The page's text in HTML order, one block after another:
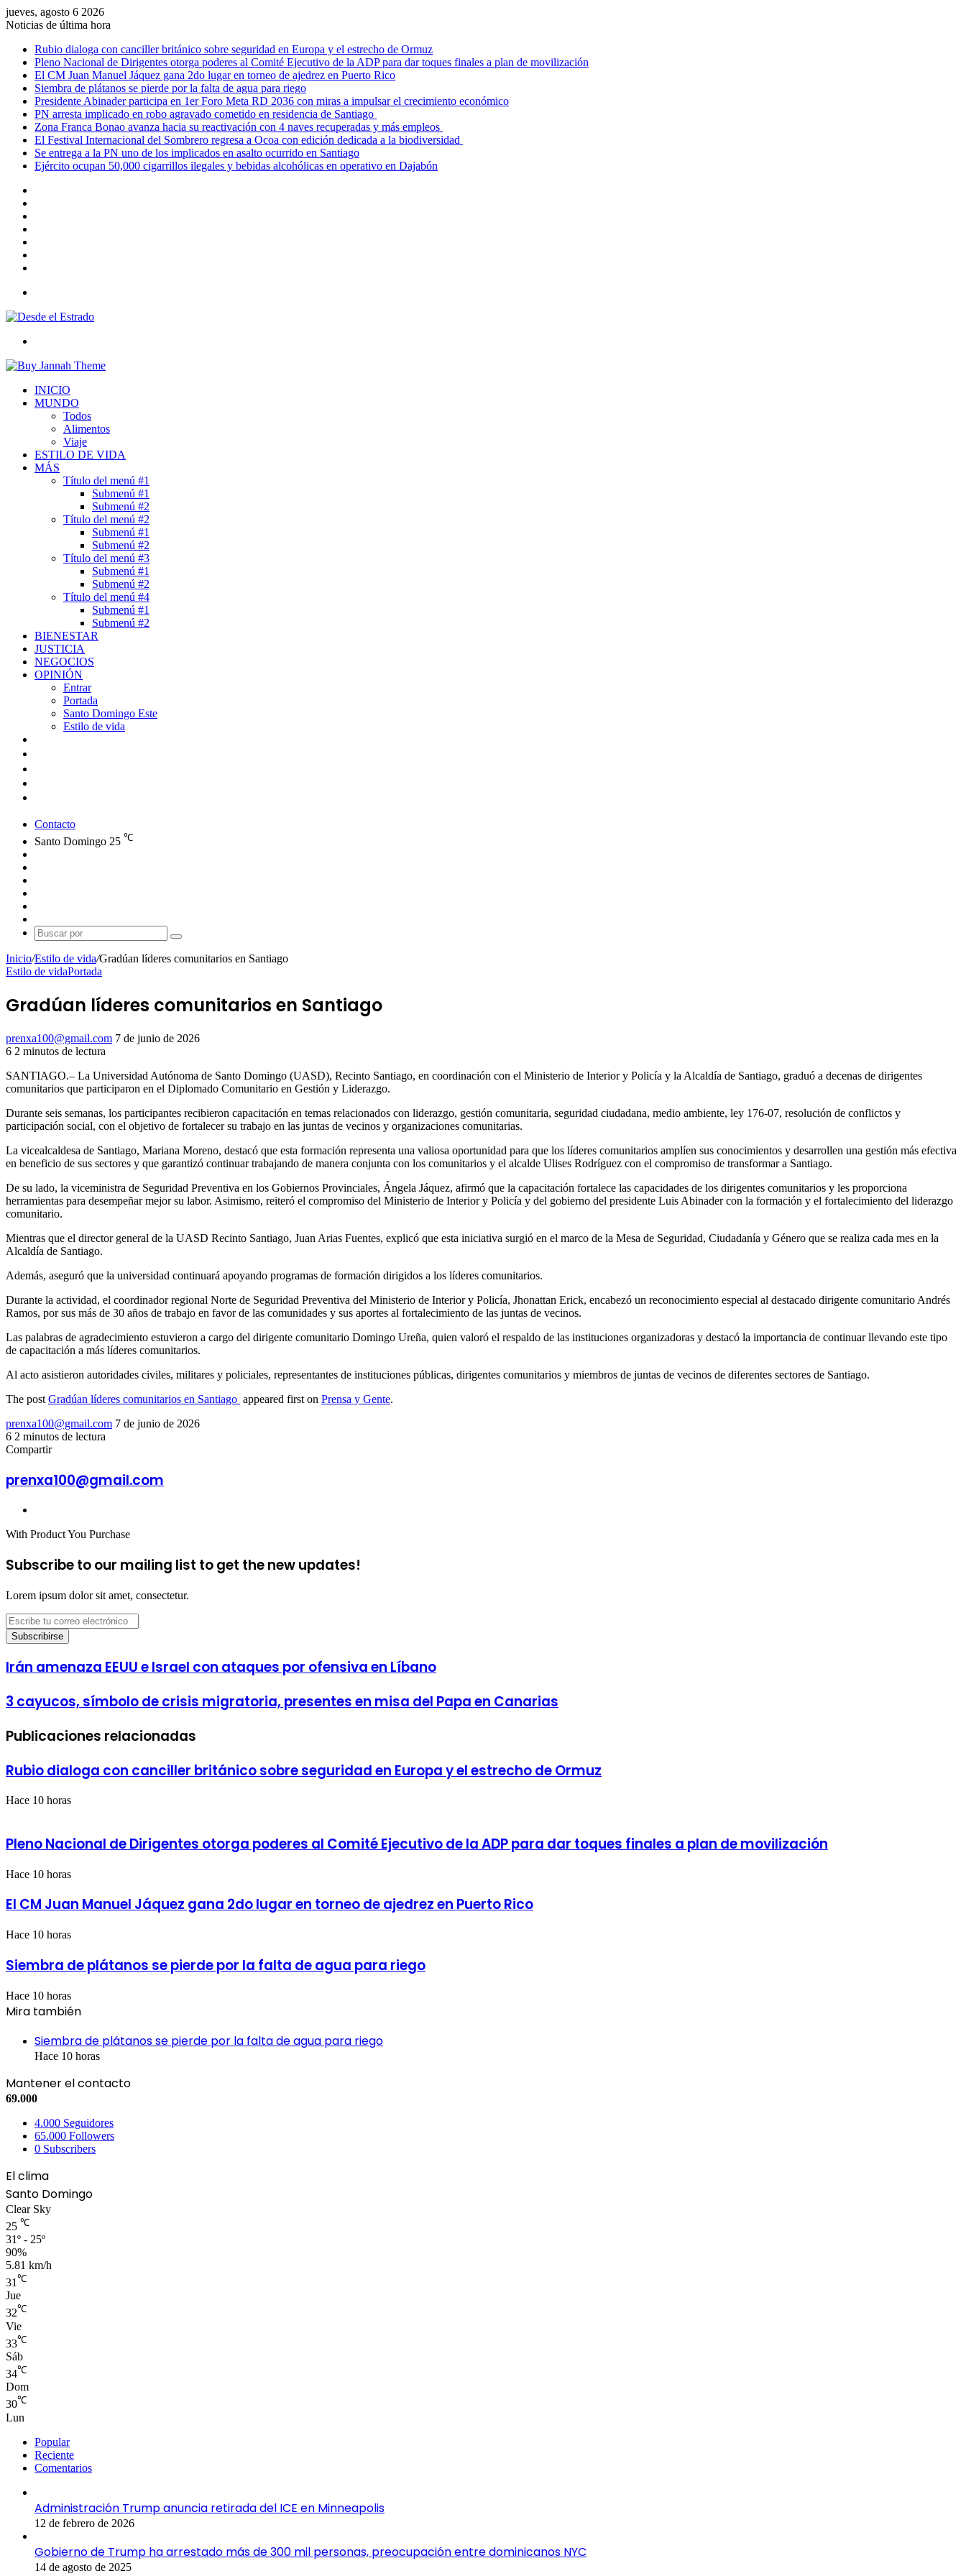
jueves, agosto 6 2026
Noticias de última hora
Rubio dialoga con canciller británico sobre seguridad en Europa y el estrecho de Ormuz
Pleno Nacional de Dirigentes otorga poderes al Comité Ejecutivo de la ADP para dar toques finales a plan de movilización
El CM Juan Manuel Jáquez gana 2do lugar en torneo de ajedrez en Puerto Rico
Siembra de plátanos se pierde por la falta de agua para riego
Presidente Abinader participa en 1er Foro Meta RD 2036 con miras a impulsar el crecimiento económico
PN arresta implicado en robo agravado cometido en residencia de Santiago
Zona Franca Bonao avanza hacia su reactivación con 4 naves recuperadas y más empleos
El Festival Internacional del Sombrero regresa a Ocoa con edición dedicada a la biodiversidad
Se entrega a la PN uno de los implicados en asalto ocurrido en Santiago
Ejército ocupan 50,000 cigarrillos ilegales y bebidas alcohólicas en operativo en Dajabón
INICIO
MUNDO
Todos
Alimentos
Viaje
ESTILO DE VIDA
MÁS
Título del menú #1
Submenú #1
Submenú #2
Título del menú #2
Submenú #1
Submenú #2
Título del menú #3
Submenú #1
Submenú #2
Título del menú #4
Submenú #1
Submenú #2
BIENESTAR
JUSTICIA
NEGOCIOS
OPINIÓN
Entrar
Portada
Santo Domingo Este
Estilo de vida
Contacto
Santo Domingo 25 ℃
azar
skin
Buscar
Inicio/Estilo de vida/Gradúan líderes comunitarios en Santiago
Estilo de vidaPortada
Gradúan líderes comunitarios en Santiago
prenxa100@gmail.com Send
7 de junio de 2026
6 2 minutos de lectura
SANTIAGO.– La Universidad Autónoma de Santo Domingo (UASD), Recinto Santiago, en coordinación con el Ministerio de Interior y Policía y la Alcaldía de Santiago, graduó a decenas de dirigentes
comunitarios que participaron en el Diplomado Comunitario en Gestión y Liderazgo.
Durante seis semanas, los participantes recibieron capacitación en temas relacionados con liderazgo, gestión comunitaria, seguridad ciudadana, medio ambiente, ley 176-07, resolución de conflictos y
participación social, con el objetivo de fortalecer su trabajo en las juntas de vecinos y organizaciones comunitarias.
La vicealcaldesa de Santiago, Mariana Moreno, destacó que esta formación representa una valiosa oportunidad para que los líderes comunitarios amplíen sus conocimientos y desarrollen una gestión más efectiva
en beneficio de sus sectores y que garantizó continuar trabajando de manera conjunta con los comunitarios y el alcalde Ulises Rodríguez con el compromiso de transformar a Santiago.
De su lado, la viceministra de Seguridad Preventiva en los Gobiernos Provinciales, Ángela Jáquez, afirmó que la capacitación fortalece las capacidades de los dirigentes comunitarios y les proporciona
herramientas para desempeñar mejor su labor. Asimismo, reiteró el compromiso del Ministerio de Interior y Policía y del gobierno del presidente Luis Abinader con la formación y el fortalecimiento del liderazgo
comunitario.
Mientras que el director general de la UASD Recinto Santiago, Juan Arias Fuentes, explicó que esta iniciativa surgió en el marco de la Mesa de Seguridad, Ciudadanía y Género que se realiza cada mes en la
Alcaldía de Santiago.
Además, aseguró que la universidad continuará apoyando programas de formación dirigidos a los líderes comunitarios.
Durante la actividad, el coordinador regional Norte de Seguridad Preventiva del Ministerio de Interior y Policía, Jhonattan Erick, encabezó un reconocimiento especial al destacado dirigente comunitario Andrés
Ramos, por sus más de 30 años de trabajo en favor de las comunidades y sus aportes al fortalecimiento de las juntas de vecinos.
Las palabras de agradecimiento estuvieron a cargo del dirigente comunitario Domingo Ureña, quien valoró el respaldo de las instituciones organizadoras y destacó la importancia de continuar llevando este tipo
de capacitación a más líderes comunitarios.
Al acto asistieron autoridades civiles, militares y policiales, representantes de instituciones públicas, dirigentes comunitarios y miembros de juntas de vecinos de diferentes sectores de Santiago.
The post Gradúan líderes comunitarios en Santiago appeared first on Prensa y Gente.
prenxa100@gmail.com Send
7 de junio de 2026
6 2 minutos de lectura
Facebook
X
LinkedIn
Tumblr
Pinterest
Reddit
VKontakte
Odnoklassniki
Pocket
Compartir
por
correo
prenxa100@gmail.com
With Product You Purchase
Subscribe to our mailing list to get the new updates!
Lorem ipsum dolor sit amet, consectetur.
Escribe
tu
correo
electrónico
Irán
amenaza
e
ataques
ofensiva
en
Irán amenaza EEUU e Israel con ataques por ofensiva en Líbano
3
cayucos,
de
presentes
misa
en
Canarias
3 cayucos, símbolo de crisis migratoria, presentes en misa del Papa en Canarias
Publicaciones relacionadas
Rubio dialoga con canciller británico sobre seguridad en Europa y el estrecho de Ormuz
Hace 10 horas
Pleno Nacional de Dirigentes otorga poderes al Comité Ejecutivo de la ADP para dar toques finales a plan de movilización
Hace 10 horas
El CM Juan Manuel Jáquez gana 2do lugar en torneo de ajedrez en Puerto Rico
Hace 10 horas
Siembra de plátanos se pierde por la falta de agua para riego
Hace 10 horas
Mira también
Siembra de plátanos se pierde por la falta de agua para riego
Hace 10 horas
Mantener el contacto
69.000
4.000 Seguidores
65.000 Followers
0 Subscribers
El clima
Santo Domingo
Clear Sky
25 ℃
31º - 25º
90%
5.81 km/h
31 ℃
Jue
32℃
Vie
33℃
Sáb
34℃
Dom
30℃
Lun
Popular
Reciente
Comentarios
Administración Trump anuncia retirada del ICE en Minneapolis
12 de febrero de 2026
Gobierno de Trump ha arrestado más de 300 mil personas, preocupación entre dominicanos NYC
14 de agosto de 2025